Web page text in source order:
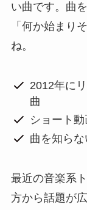
い曲です。曲
「何か始まり
ね。
2012年に
曲
ショート
曲を知ら
最近の音楽系
方から話題が